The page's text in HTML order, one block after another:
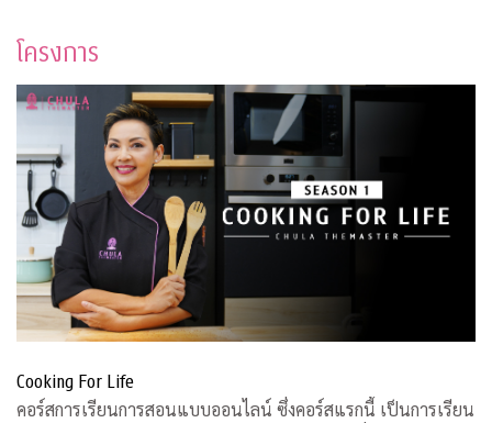
โครงการ
Cooking For Life
คอร์สการเรียนการสอนแบบออนไลน์ ซึ่งคอร์สแรกนี้ เป็นการเรียน